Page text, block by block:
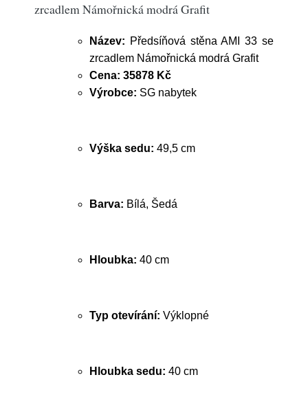
zrcadlem Námořnická modrá Grafit
Název: Předsíňová stěna AMI 33 se
zrcadlem Námořnická modrá Grafit
Cena: 35878 Kč
Výrobce: SG nabytek
Výška sedu: 49,5 cm
Barva: Bílá, Šedá
Hloubka: 40 cm
Typ otevírání: Výklopné
Hloubka sedu: 40 cm